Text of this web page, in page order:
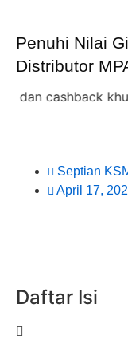
Penuhi Nilai
Distributor
khusus
Septian
April 17,
Daftar Isi